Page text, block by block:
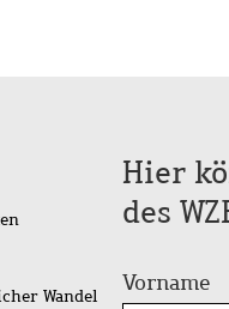
Wandel
Hier
des
Vorname